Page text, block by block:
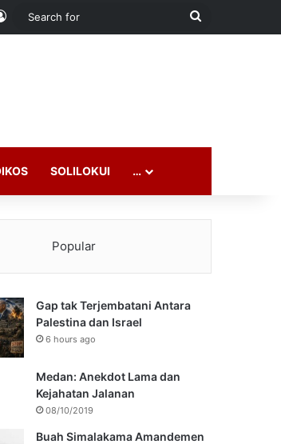
Log In
Search
SOLILOKUI …
Popular
Gap tak Terjembatani Antara
Palestina dan Israel
6 hours ago
Medan: Anekdot Lama dan
Kejahatan Jalanan
08/10/2019
Buah Simalakama Amandemen